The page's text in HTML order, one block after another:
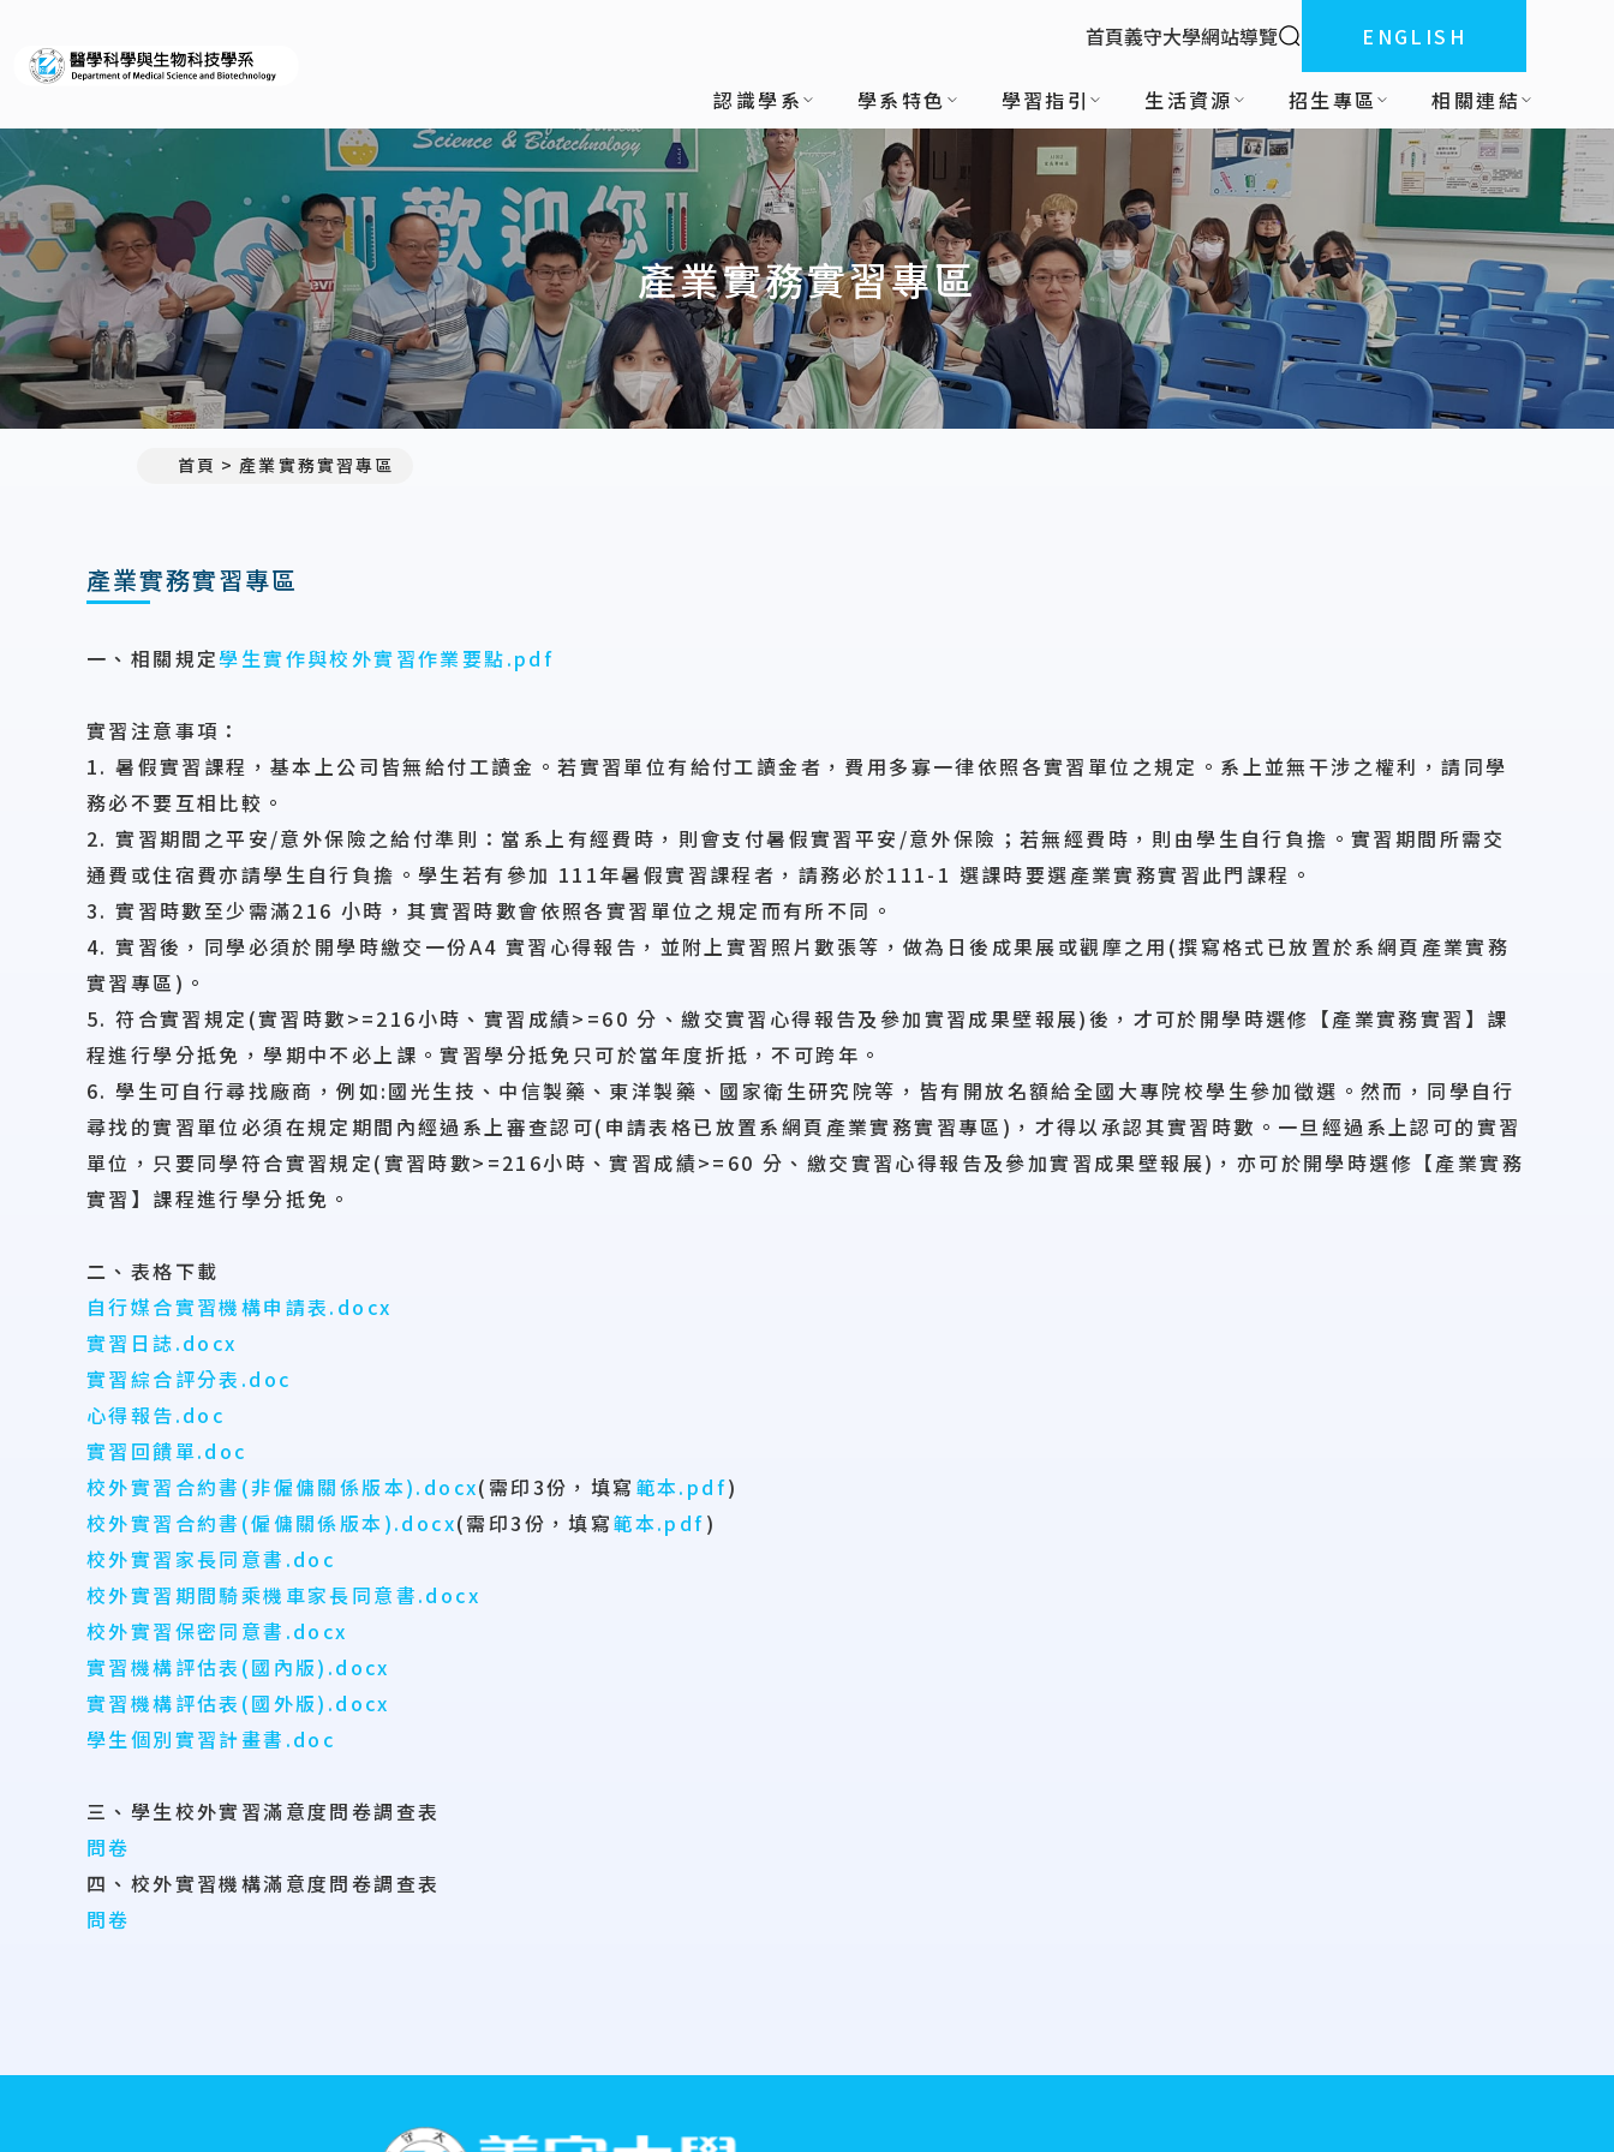
:::
首頁義守大學網站導覽 全站搜索ENGLISH
認識學系 學系特色 學習指引 生活資源 招生專區 相關連結
產業實務實習專區
首頁 產業實務實習專區
產業實務實習專區
一、相關規定學生實作與校外實習作業要點.pdf
實習注意事項：
1. 暑假實習課程，基本上公司皆無給付工讀金。若實習單位有給付工讀金者，費用多寡一律依照各實習單位之規定。系上並無干涉之權利，請同學
務必不要互相比較。
2. 實習期間之平安/意外保險之給付準則：當系上有經費時，則會支付暑假實習平安/意外保險；若無經費時，則由學生自行負擔。實習期間所需交
通費或住宿費亦請學生自行負擔。學生若有參加 111年暑假實習課程者，請務必於111-1 選課時要選產業實務實習此門課程。
3. 實習時數至少需滿216 小時，其實習時數會依照各實習單位之規定而有所不同。
4. 實習後，同學必須於開學時繳交一份A4 實習心得報告，並附上實習照片數張等，做為日後成果展或觀摩之用(撰寫格式已放置於系網頁產業實務
實習專區)。
5. 符合實習規定(實習時數>=216小時、實習成績>=60 分、繳交實習心得報告及參加實習成果壁報展)後，才可於開學時選修【產業實務實習】課
程進行學分抵免，學期中不必上課。實習學分抵免只可於當年度折抵，不可跨年。
6. 學生可自行尋找廠商，例如:國光生技、中信製藥、東洋製藥、國家衛生研究院等，皆有開放名額給全國大專院校學生參加徵選。然而，同學自行
尋找的實習單位必須在規定期間內經過系上審查認可(申請表格已放置系網頁產業實務實習專區)，才得以承認其實習時數。一旦經過系上認可的實習
單位，只要同學符合實習規定(實習時數>=216小時、實習成績>=60 分、繳交實習心得報告及參加實習成果壁報展)，亦可於開學時選修【產業實務
實習】課程進行學分抵免。
二、表格下載
自行媒合實習機構申請表.docx
實習日誌.docx
實習綜合評分表.doc
心得報告.doc
實習回饋單.doc
校外實習合約書(非僱傭關係版本).docx(需印3份，填寫 範本.pdf)
校外實習合約書(僱傭關係版本).docx(需印3份，填寫範本.pdf)
校外實習家長同意書.doc
校外實習期間騎乘機車家長同意書.docx
校外實習保密同意書.docx
實習機構評估表(國內版).docx
實習機構評估表(國外版).docx
學生個別實習計畫書.doc
三、學生校外實習滿意度問卷調查表
問卷
四、校外實習機構滿意度問卷調查表
問卷